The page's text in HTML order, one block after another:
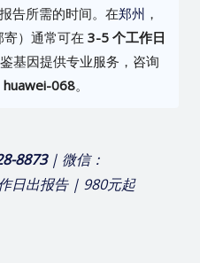
告所需的时间。在郑州 ，
）通常可在 3-5 个工作日
基因提供专业服务，咨询
huawei-068。
8873| 微信：
日出报告 | 980元起